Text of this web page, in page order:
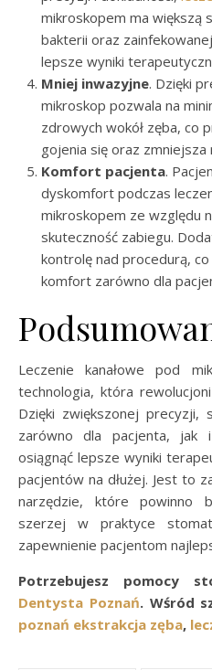
mikroskopem ma większą
bakterii oraz
lepsze wyniki
Mniej inwazyjne. Dzięki
mikroskop pozwala na
zdrowych wokół zęba, co
gojenia się oraz zmniejsza
Komfort pacjenta.
dyskomfort podczas
mikroskopem ze względu
skuteczność zabiegu.
kontrolę nad procedurą,
komfort zarówno dla
Leczenie kanałowe pod
technologia, która
Dzięki zwiększonej precyzji,
zarówno dla pacjenta, jak
osiągnąć lepsze wyniki
pacjentów na dłużej. Jest to
narzędzie, które powinno
szerzej w praktyce
zapewnienie pacjentom
Potrzebujesz pomocy
Dentysta Poznań. Wśród
poznań ekstrakcja zęba,